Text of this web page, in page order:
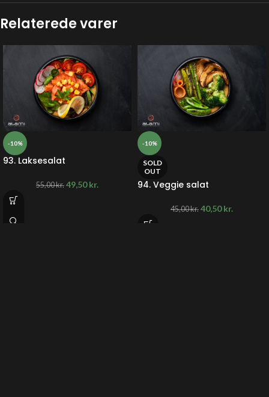
Relaterede varer
-10%
93. Laksesalat
55,00kr. 49,50kr.
-10%
SOLD
OUT
94. Veggie salat
45,00kr. 40,50kr.